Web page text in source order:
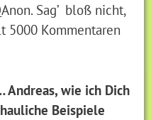
Sag’ bloß nicht,
5000 Kommentaren
Andreas, wie ich Dich
Beispiele